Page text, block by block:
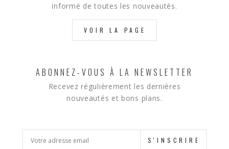
informé de toutes les nouveautés.
VOIR LA PAGE
ABONNEZ-VOUS À LA NEWSLETTER
Recevez régulièrement les dernières
nouveautés et bons plans.
S'INSCRIRE